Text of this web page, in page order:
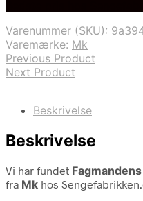
Varenummer (SKU):
Varemærke: Mk
Previous Product
Next Product
Beskrivelse
Beskrivelse
Vi har fundet
fra Mk hos